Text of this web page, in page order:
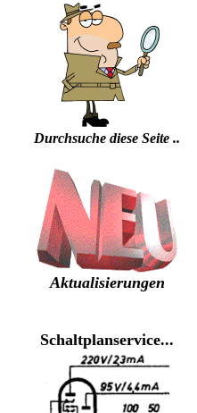
Durchsuche diese Seite ..
Aktualisierungen
Schaltplanservice...